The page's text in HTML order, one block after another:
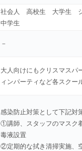
社会人 高校生 大学生
中学生
－
大人向けにもクリスマスパ
ィンパーティなど各スクー
感染防止対策として下記対
①講師、スタッフのマスク
毒液設置
②定期的な拭き清掃実施、